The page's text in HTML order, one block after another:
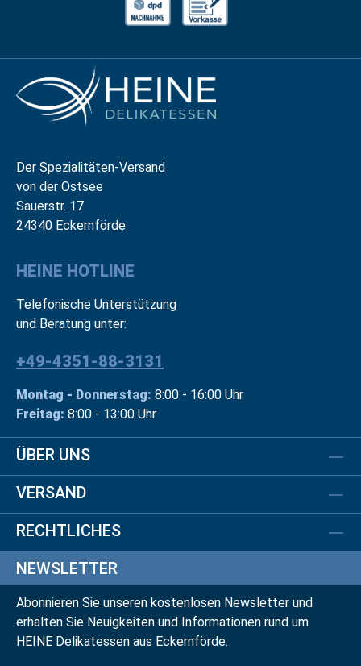
Der Spezialitäten-Versand
von der Ostsee
Sauerstr. 17
24340 Eckernförde
HEINE HOTLINE
Telefonische Unterstützung
und Beratung unter:
+49-4351-88-3131
Montag - Donnerstag: 8:00 - 16:00 Uhr
Freitag: 8:00 - 13:00 Uhr
ÜBER UNS
VERSAND
RECHTLICHES
NEWSLETTER
Abonnieren Sie unseren kostenlosen Newsletter und
erhalten Sie Neuigkeiten und Informationen rund um
HEINE Delikatessen aus Eckernförde.